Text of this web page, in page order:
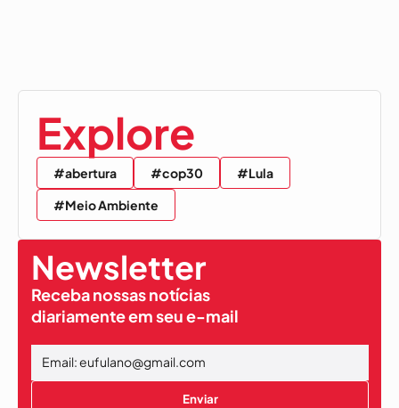
Explore
#abertura #cop30
#Lula
#Meio Ambiente
Newsletter
Receba nossas notícias
diariamente em seu e-mail
Enviar